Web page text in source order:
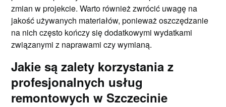
zmian w projekcie. Warto również zwrócić uwagę na
jakość używanych materiałów, ponieważ oszczędzanie
na nich często kończy się dodatkowymi wydatkami
związanymi z naprawami czy wymianą.
Jakie są zalety korzystania z
profesjonalnych usług
remontowych w Szczecinie